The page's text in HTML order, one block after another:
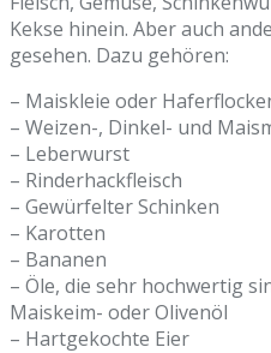
Kekse hinein. Aber auch
gesehen. Dazu gehören:
– Maiskleie oder
– Weizen-, Dinkel- und
– Leberwurst
– Rinderhackfleisch
– Gewürfelter Schinken
– Karotten
– Bananen
– Öle, die sehr hochwertig
Maiskeim- oder Olivenöl
– Hartgekochte Eier